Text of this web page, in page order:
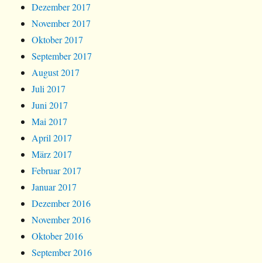
Dezember 2017
November 2017
Oktober 2017
September 2017
August 2017
Juli 2017
Juni 2017
Mai 2017
April 2017
März 2017
Februar 2017
Januar 2017
Dezember 2016
November 2016
Oktober 2016
September 2016